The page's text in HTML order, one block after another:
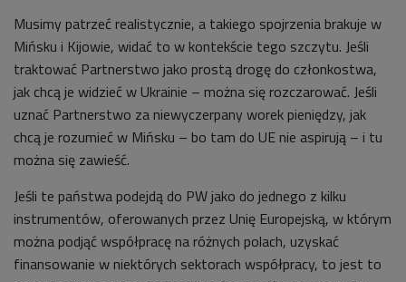
Musimy patrzeć realistycznie, a takiego spojrzenia brakuje w
Mińsku i Kijowie, widać to w kontekście tego szczytu. Jeśli
traktować Partnerstwo jako prostą drogę do członkostwa,
jak chcą je widzieć w Ukrainie – można się rozczarować. Jeśli
uznać Partnerstwo za niewyczerpany worek pieniędzy, jak
chcą je rozumieć w Mińsku – bo tam do UE nie aspirują – i tu
można się zawieść.
Jeśli te państwa podejdą do PW jako do jednego z kilku
instrumentów, oferowanych przez Unię Europejską, w którym
można podjąć współpracę na różnych polach, uzyskać
finansowanie w niektórych sektorach współpracy, to jest to